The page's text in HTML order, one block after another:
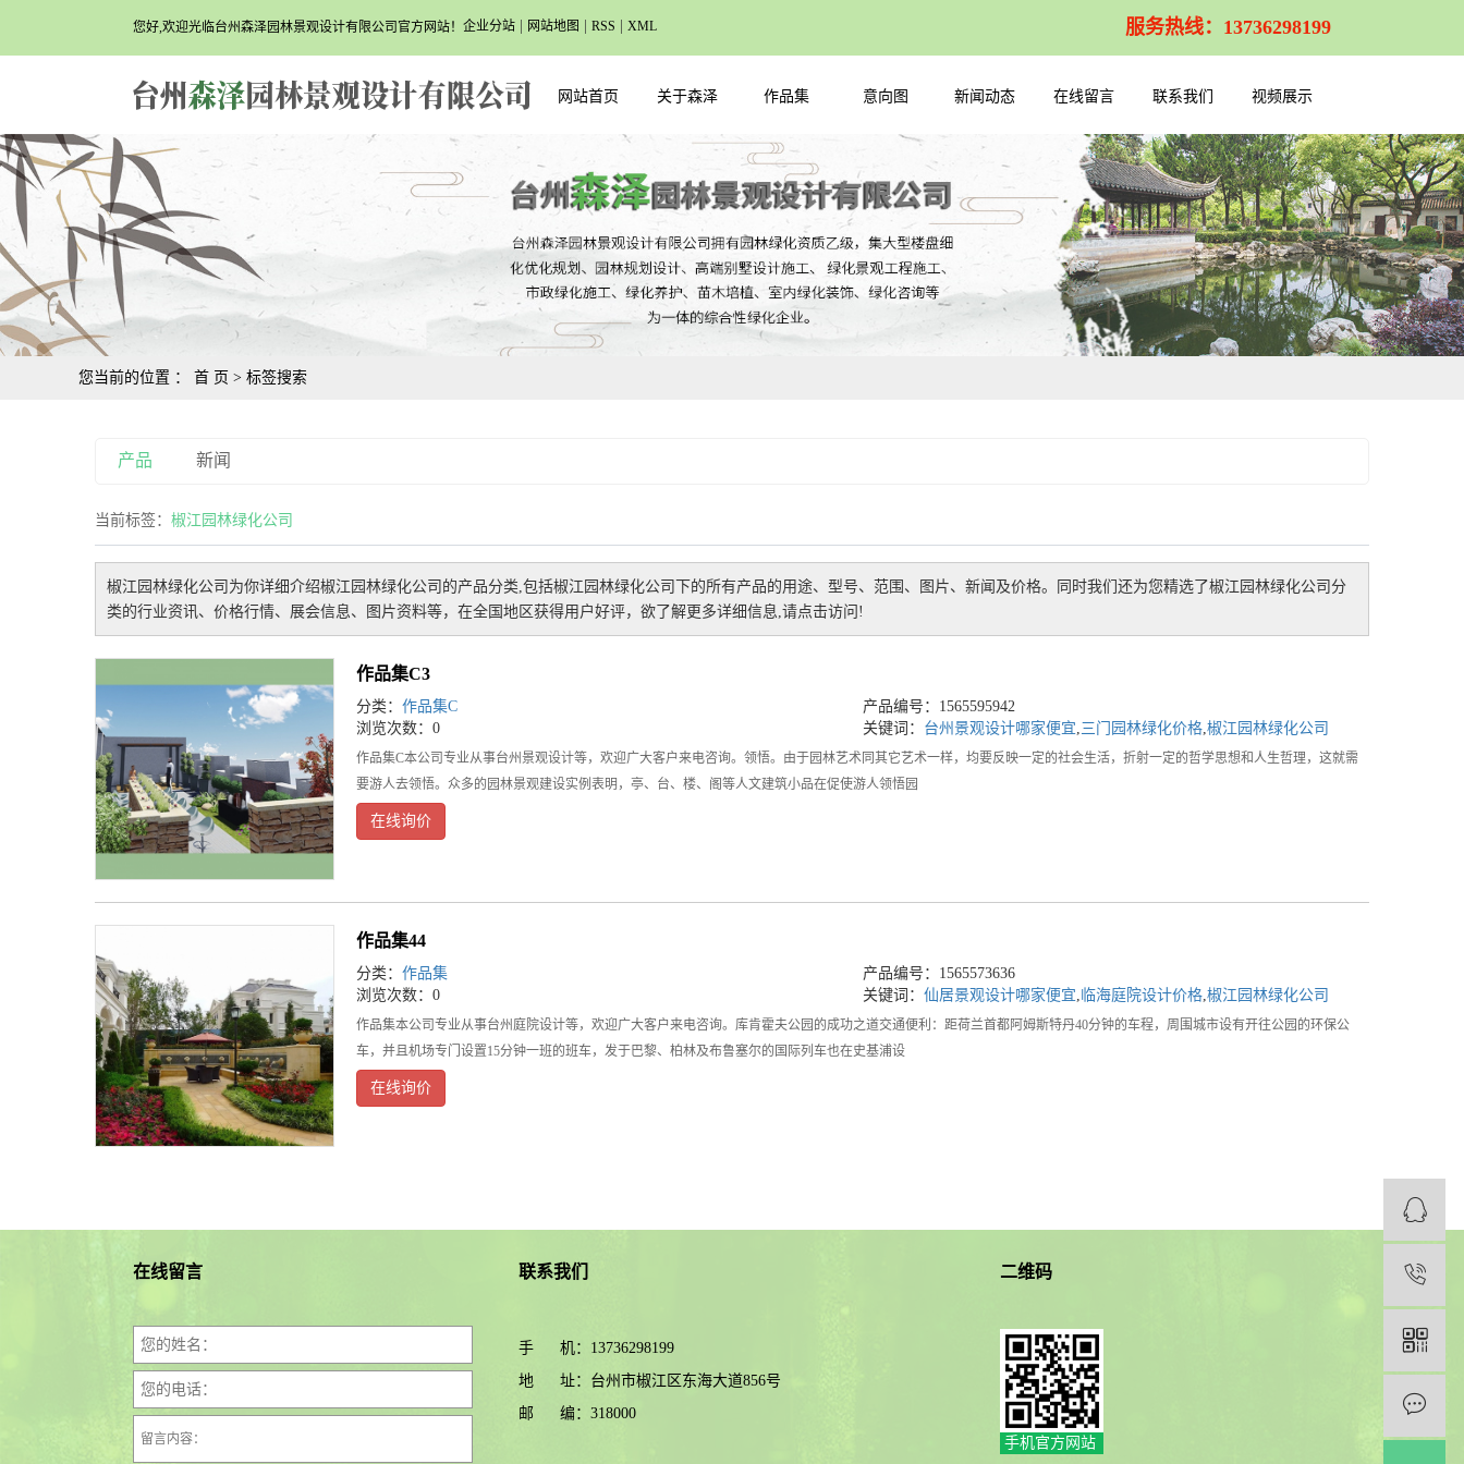
您好,欢迎光临台州森泽园林景观设计有限公司官方网站！ 企业分站 网站地图 RSS XML 服务热线：13736298199
网站首页 关于森泽 作品集 意向图 新闻动态 在线留言 联系我们 视频展示
您当前的位置 ： 首 页 > 标签搜索
产品 新闻
当前标签： 椒江园林绿化公司
椒江园林绿化公司 为你详细介绍椒江园林绿化公司 的产品分类,包括椒江园林绿化公司 下的所有产品的用途、型号、范围、图片、新闻及价格。同时我们还为您精选了椒江园林绿化公司 分
类的行业资讯、价格行情、展会信息、图片资料等，在全国地区获得用户好评，欲了解更多详细信息,请点击访问!
作品集C3
分类： 作品集C
产品编号：1565595942
浏览次数：0
关键词： 台州景观设计哪家便宜,三门园林绿化价格,椒江园林绿化公司
作品集C本公司专业从事台州景观设计等，欢迎广大客户来电咨询。领悟。由于园林艺术同其它艺术一样，均要反映一定的社会生活，折射一定的哲学思想和人生哲理，这就需
要游人去领悟。众多的园林景观建设实例表明，亭、台、楼、阁等人文建筑小品在促使游人领悟园
在线询价
作品集44
分类： 作品集
产品编号：1565573636
浏览次数：0
关键词： 仙居景观设计哪家便宜, 临海庭院设计价格,椒江园林绿化公司
作品集本公司专业从事台州庭院设计等，欢迎广大客户来电咨询。库肯霍夫公园的成功之道交通便利：距荷兰首都阿姆斯特丹40分钟的车程，周围城市设有开往公园的环保公
车，并且机场专门设置15分钟一班的班车，发于巴黎、柏林及布鲁塞尔的国际列车也在史基浦设
在线询价
在线留言 联系我们
手 机：13736298199
地 址：台州市椒江区东海大道856号
邮 编：318000
二维码
手机官方网站